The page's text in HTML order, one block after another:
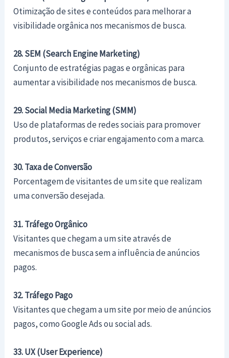
Otimização de sites e conteúdos para melhorar a
visibilidade orgânica nos mecanismos de busca.
28. SEM (Search Engine Marketing)
Conjunto de estratégias pagas e orgânicas para
aumentar a visibilidade nos mecanismos de busca.
29. Social Media Marketing (SMM)
Uso de plataformas de redes sociais para promover
produtos, serviços e criar engajamento com a marca.
30. Taxa de Conversão
Porcentagem de visitantes de um site que realizam
uma conversão desejada.
31. Tráfego Orgânico
Visitantes que chegam a um site através de
mecanismos de busca sem a influência de anúncios
pagos.
32. Tráfego Pago
Visitantes que chegam a um site por meio de anúncios
pagos, como Google Ads ou social ads.
33. UX (User Experience)